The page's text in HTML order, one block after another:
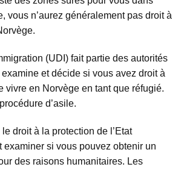
vous n’aurez généralement pas droit à
(UDI) fait partie des autorités
et décide si vous avez droit à
vivre en Norvège en tant que réfugié.
d’asile.
droit à la protection de l’Etat
examiner si vous pouvez obtenir un
des raisons humanitaires. Les